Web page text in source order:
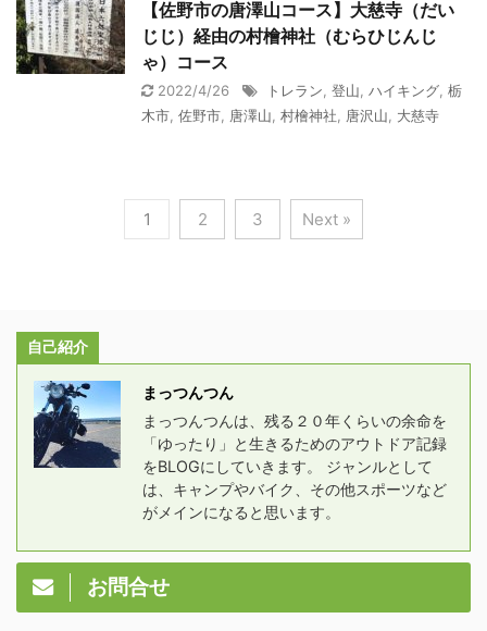
【佐野市の唐澤山コース】大慈寺（だい
じじ）経由の村檜神社（むらひじんじ
ゃ）コース
2022/4/26 トレラン 登山 ハイキング 栃
木市 佐野市 唐澤山 村檜神社 唐沢山 大慈寺
1 2 3 Next »
自己紹介
まっつんつん
まっつんつんは、残る２０年くらいの余命を
「ゆったり」と生きるためのアウトドア記録
をBLOGにしていきます。 ジャンルとして
は、キャンプやバイク、その他スポーツなど
がメインになると思います。
お問合せ